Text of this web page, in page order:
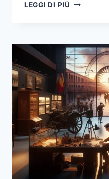
LEGGI DI PIÙ
APRILE
OGGI:
TRA
MEMORIA
STORICA
E